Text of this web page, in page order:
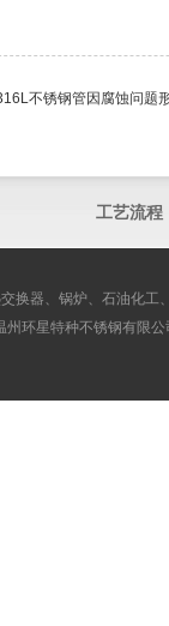
不锈钢管因腐蚀问题
工艺流程
换器、锅炉、石油化
环星特种不锈钢有限